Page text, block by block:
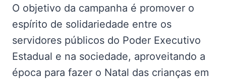
O objetivo da campanha é promover o
espírito de solidariedade entre os
servidores públicos do Poder Executivo
Estadual e na sociedade, aproveitando a
época para fazer o Natal das crianças em